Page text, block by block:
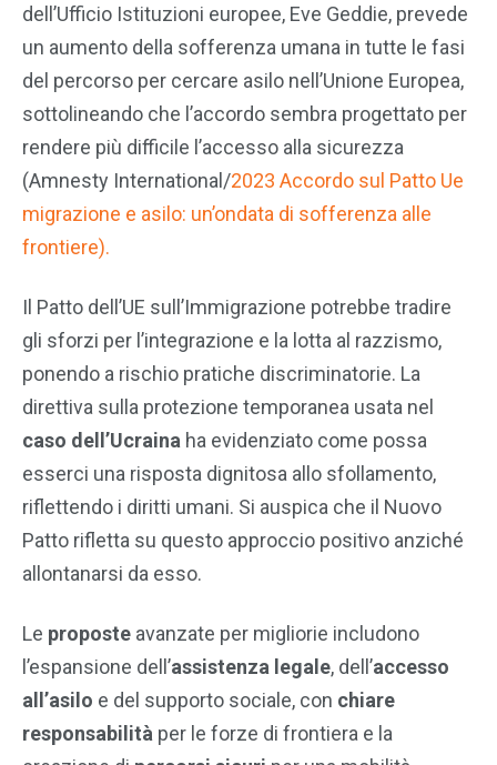
dell’Ufficio Istituzioni europee, Eve Geddie, prevede
un aumento della sofferenza umana in tutte le fasi
del percorso per cercare asilo nell’Unione Europea,
sottolineando che l’accordo sembra progettato per
rendere più difficile l’accesso alla sicurezza
(Amnesty International/2023 Accordo sul Patto Ue
migrazione e asilo: un’ondata di sofferenza alle
frontiere).
Il Patto dell’UE sull’Immigrazione potrebbe tradire
gli sforzi per l’integrazione e la lotta al razzismo,
ponendo a rischio pratiche discriminatorie. La
direttiva sulla protezione temporanea usata nel
caso dell’Ucraina ha evidenziato come possa
esserci una risposta dignitosa allo sfollamento,
riflettendo i diritti umani. Si auspica che il Nuovo
Patto rifletta su questo approccio positivo anziché
allontanarsi da esso.
Le proposte avanzate per migliorie includono
l’espansione dell’assistenza legale, dell’accesso
all’asilo e del supporto sociale, con chiare
responsabilità per le forze di frontiera e la